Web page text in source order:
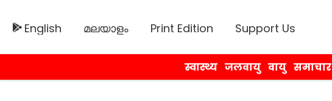
English മലയാളം Print Edition Support Us
स्वास्थ्य जलवायु वायु समाचार